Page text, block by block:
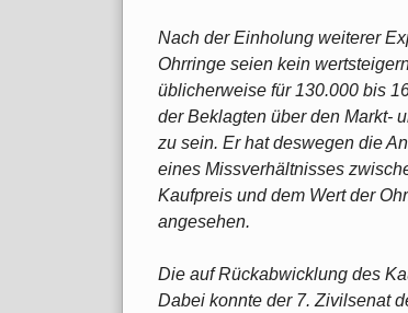
Nach der Einholung weiterer
Ohrringe seien kein
üblicherweise für 130.000 bis
der Beklagten über den Markt-
zu sein. Er hat deswegen die
eines Missverhältnisses
Kaufpreis und dem Wert der
angesehen.
Die auf Rückabwicklung des
Dabei konnte der 7. Zivilsenat